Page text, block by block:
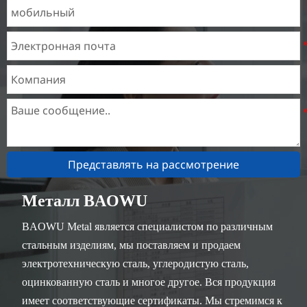
Представлять на рассмотрение
Металл BAOWU
BAOWU Metal является специалистом по различным
стальным изделиям, мы поставляем и продаем
электротехническую сталь, углеродистую сталь,
оцинкованную сталь и многое другое. Вся продукция
имеет соответствующие сертификаты. Мы стремимся к